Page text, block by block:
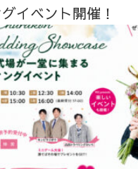
イベント開催！